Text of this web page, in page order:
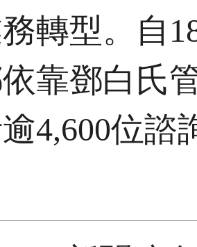
轉型。自
靠鄧白氏
4,600位諮